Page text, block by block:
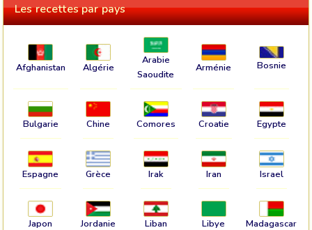
Les recettes par pays
Afghanistan Algérie
Arabie
Saoudite
Arménie Bosnie
Bulgarie Chine Comores Croatie Egypte
Espagne Grèce Irak Iran Israel
Japon Jordanie Liban Libye Madagascar